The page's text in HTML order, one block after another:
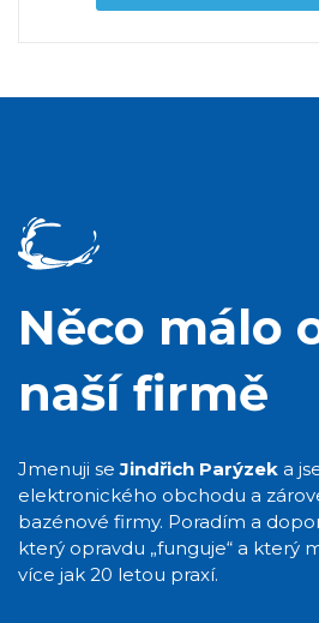
Něco málo
naší firmě
Jmenuji seJindřich Parýzek a
elektronického obchodu a
bazénové firmy. Poradím a
který opravdu „funguje“ a který
více jak 20 letou praxí.